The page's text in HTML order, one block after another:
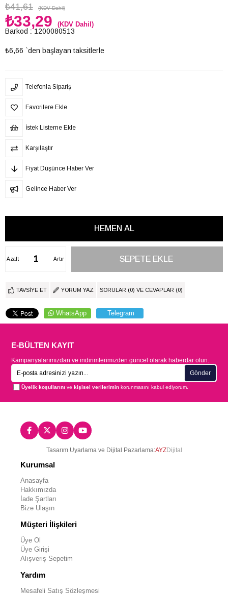
₺41,61 (KDV Dahil)
₺33,29 (KDV Dahil)
Barkod : 1200080513
₺6,66 `den başlayan taksitlerle
Telefonla Sipariş
Favorilere Ekle
İstek Listeme Ekle
Karşılaştır
Fiyat Düşünce Haber Ver
Gelince Haber Ver
Artır
Azalt
TAVSIYE ET YORUM YAZ SORULAR (0) VE CEVAPLAR (0)
WhatsApp Telegram
E-BÜLTEN KAYIT
Kampanyalarımızdan ve indirimlerimizden güncel olarak haberdar olun.
Gönder
Üyelik koşullarını vekişisel verilerimin korunmasını kabul ediyorum.
Tasarım Uyarlama ve Dijital Pazarlama:AYZDijital
Kurumsal
Anasayfa
Hakkımızda
İade Şartları
Bize Ulaşın
Müşteri İlişkileri
Üye Ol
Üye Girişi
Alışveriş Sepetim
Yardım
Mesafeli Satış Sözleşmesi